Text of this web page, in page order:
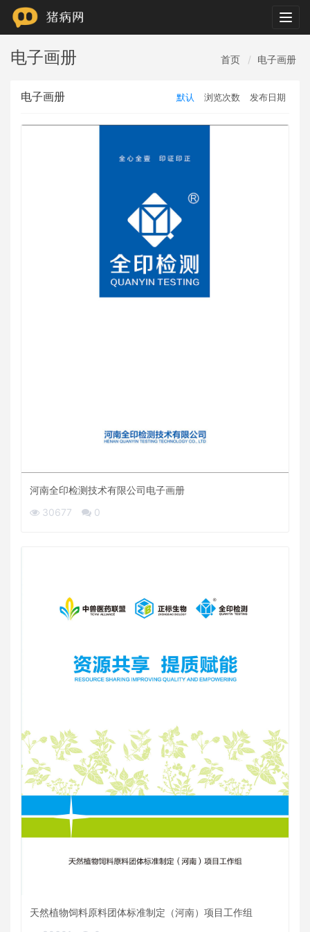
电子画册 首页 电子画册
电子画册 默认 浏览次数 发布日期
河南全印检测技术有限公司电子画册
30677
0
天然植物饲料原料团体标准制定（河南）项目工作组